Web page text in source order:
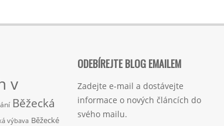
v
Běžecká
výbava Běžecké
ODEBÍREJTE BLOG EMAILEM
Zadejte e-mail a dostávejte
informace o nových článcích do
svého mailu.